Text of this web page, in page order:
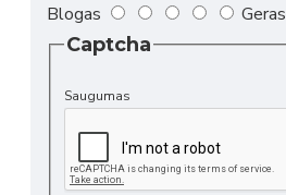
Blogas
Geras
Captcha
Saugumas